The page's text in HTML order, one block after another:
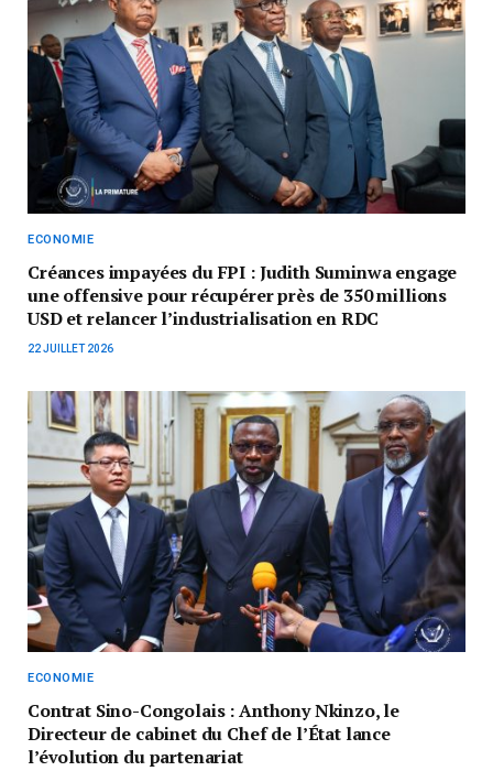
ECONOMIE
Créances impayées du FPI : Judith Suminwa engage
une offensive pour récupérer près de 350 millions
USD et relancer l’industrialisation en RDC
22 JUILLET 2026
ECONOMIE
Contrat Sino-Congolais : Anthony Nkinzo, le
Directeur de cabinet du Chef de l’État lance
l’évolution du partenariat